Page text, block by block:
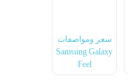
سعر ومواصفات
Samsung Galaxy
Feel